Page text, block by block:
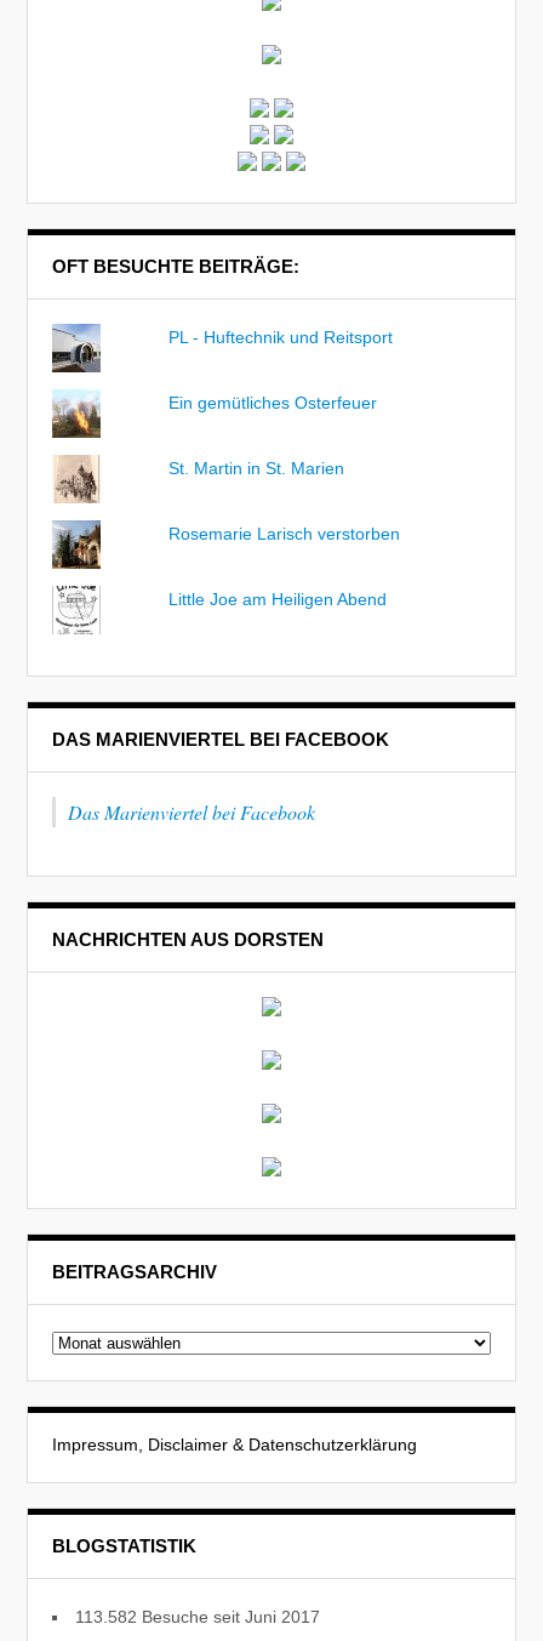
OFT BESUCHTE BEITRÄGE:
PL - Huftechnik und Reitsport
Ein gemütliches Osterfeuer
St. Martin in St. Marien
Rosemarie Larisch verstorben
Little Joe am Heiligen Abend
DAS MARIENVIERTEL BEI FACEBOOK
Das Marienviertel bei Facebook
NACHRICHTEN AUS DORSTEN
BEITRAGSARCHIV
Beitragsarchiv
Impressum, Disclaimer & Datenschutzerklärung
BLOGSTATISTIK
113.582 Besuche seit Juni 2017